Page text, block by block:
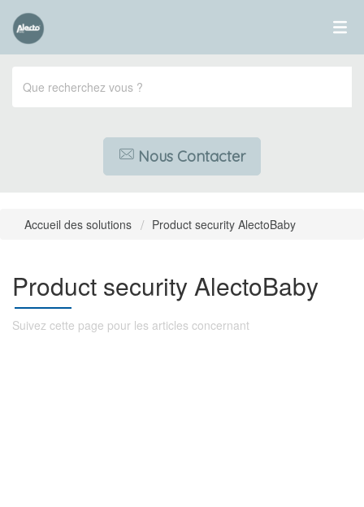
Nous Contacter
Accueil des solutions Product security AlectoBaby
Product security AlectoBaby
Suivez cette page pour les articles concernant